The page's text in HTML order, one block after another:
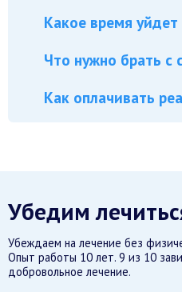
Какое время уйдет
Что нужно брать с
Как оплачивать
Убедим
Убеждаем на лечение без
Опыт работы 10 лет. 9 из 10
добровольное лечение.